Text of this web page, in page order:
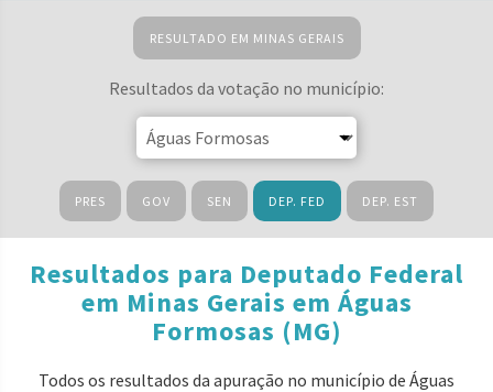
RESULTADO EM MINAS GERAIS
Resultados da votação no município:
PRES GOV SEN DEP. FED DEP. EST
Resultados para Deputado Federal
em Minas Gerais em Águas
Formosas (MG)
Todos os resultados da apuração no município de Águas